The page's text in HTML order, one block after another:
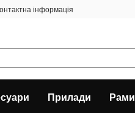
інформація
Прилади Рами